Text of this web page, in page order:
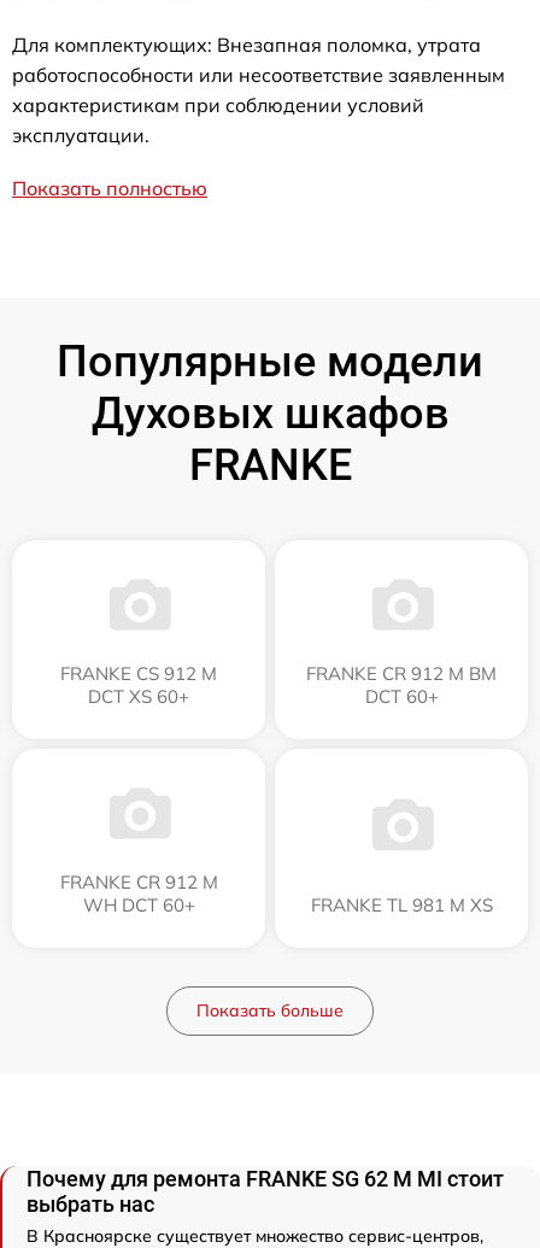
Для комплектующих: Внезапная поломка, утрата
работоспособности или несоответствие заявленным
характеристикам при соблюдении условий
эксплуатации.
Показать полностью
Популярные модели
Духовых шкафов
FRANKE
FRANKE CS 912 M
DCT XS 60+
FRANKE CR 912 M BM
DCT 60+
FRANKE CR 912 M
WH DCT 60+
FRANKE TL 981 M XS
Показать больше
Почему для ремонта FRANKE SG 62 M MI стоит
выбрать нас
В Красноярске существует множество сервис-центров,